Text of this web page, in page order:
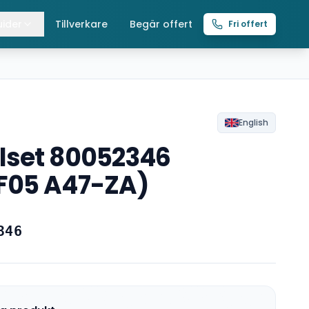
Lintelfrar
Tillverkare Begär offert Fri offert
English
80052346
A47-ZA)